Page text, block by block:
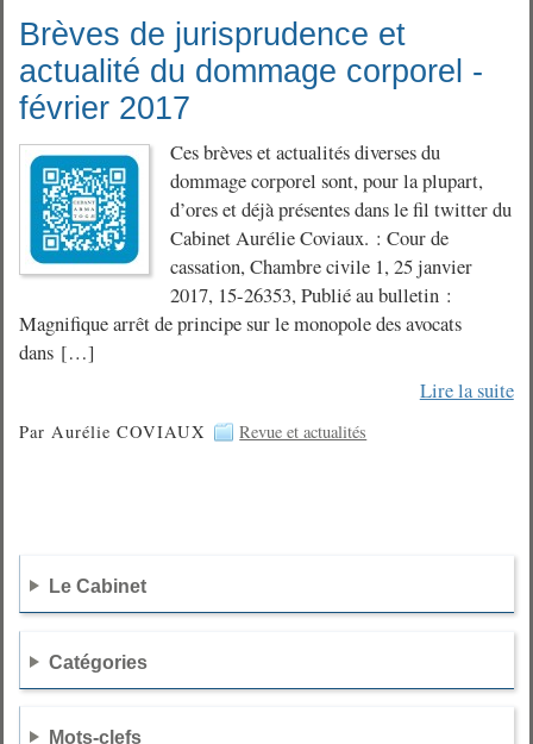
Brèves de jurisprudence et
actualité du dommage corporel -
février 2017
Ces brèves et actualités diverses du
dommage corporel sont, pour la plupart,
d’ores et déjà présentes dans le fil twitter du
Cabinet Aurélie Coviaux. : Cour de
cassation, Chambre civile 1, 25 janvier
2017, 15-26353, Publié au bulletin :
Magnifique arrêt de principe sur le monopole des avocats
dans […]
Lire la suite
Par Aurélie COVIAUX Revue et actualités
Le Cabinet
Catégories
Mots-clefs